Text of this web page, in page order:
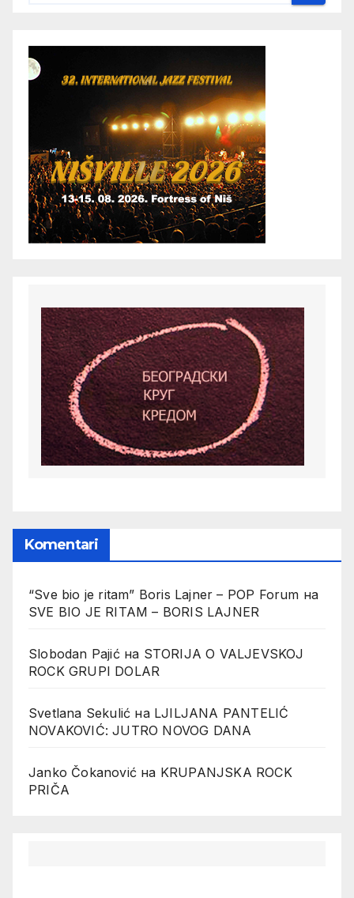
Komentari
“Sve bio je ritam” Boris Lajner – POP Forum на
SVE BIO JE RITAM – BORIS LAJNER
Slobodan Pajićна STORIJA O VALJEVSKOJ
ROCK GRUPI DOLAR
Svetlana Sekulić на LJILJANA PANTELIĆ
NOVAKOVIĆ: JUTRO NOVOG DANA
Janko Čokanović на KRUPANJSKA ROCK
PRIČA